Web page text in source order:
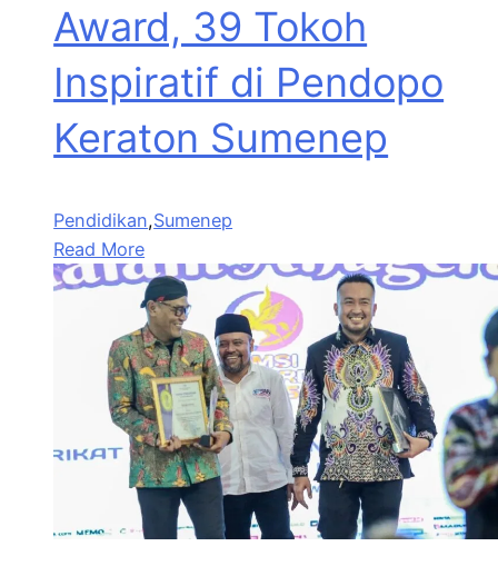
Award, 39 Tokoh
Inspiratif di Pendopo
Keraton Sumenep
Pendidikan,Sumenep
Read More